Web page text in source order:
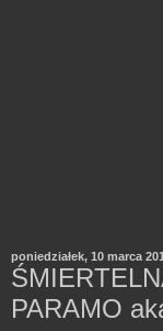
poniedziałek, 10 marca
PARAMO